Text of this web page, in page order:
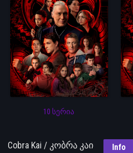
10 სერია
Cobra Kai / კობრა კაი Info